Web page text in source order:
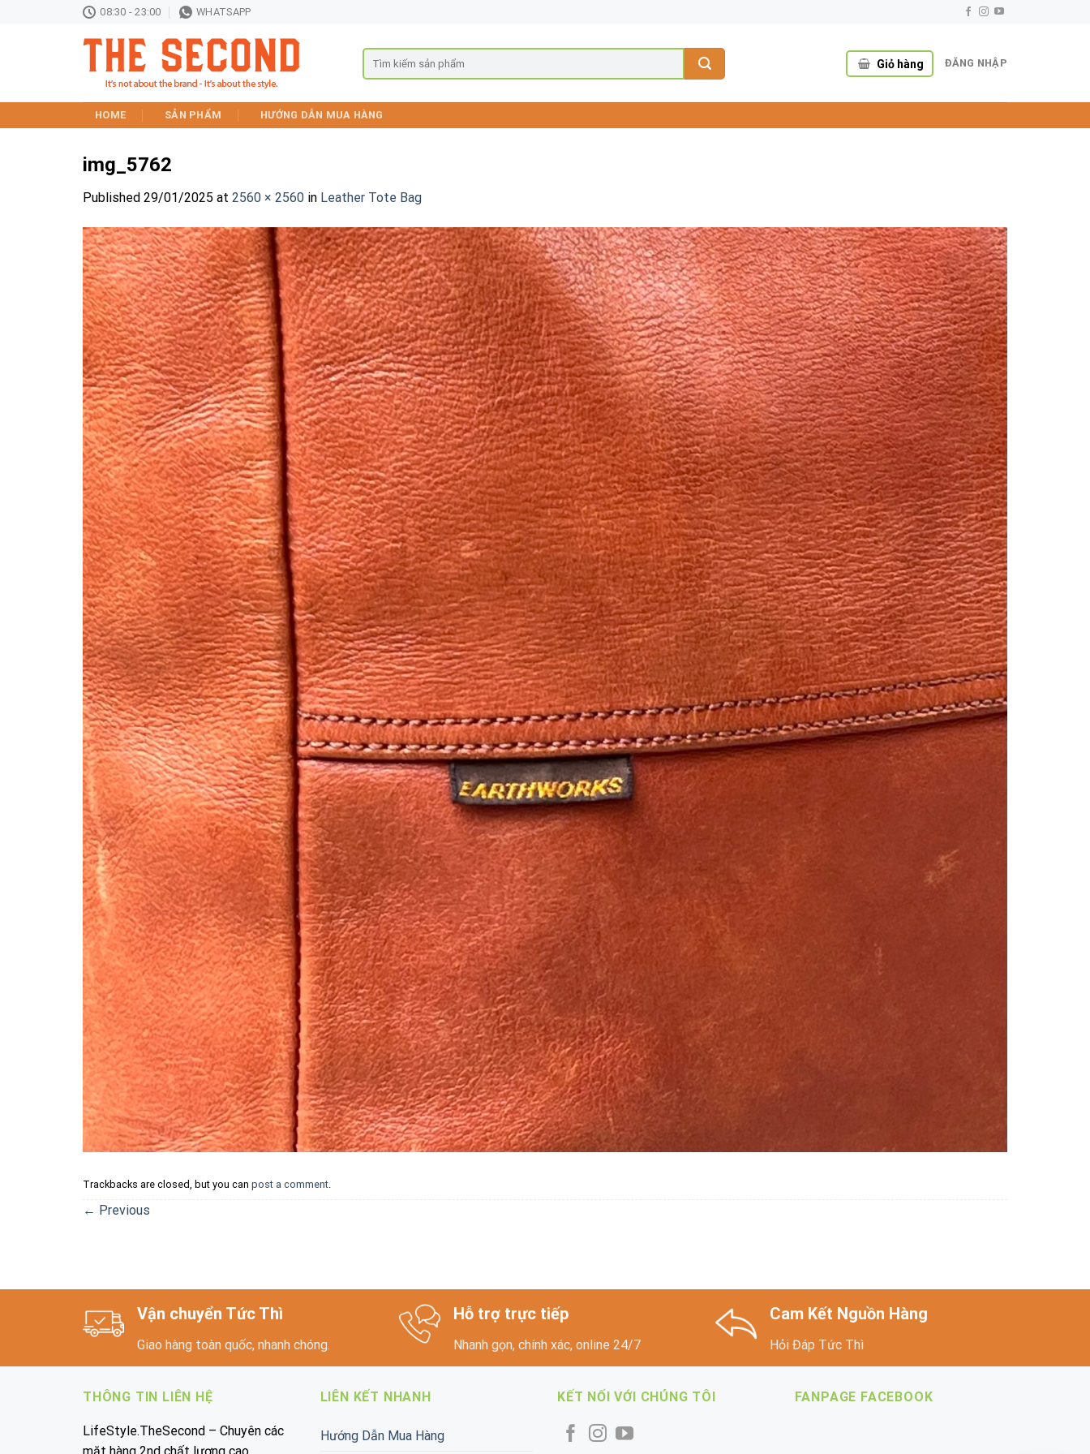
08:30 - 23:00 WHATSAPP
Giỏ hàng ĐĂNG NHẬP
HOME SẢN PHẨM HƯỚNG DẪN MUA HÀNG
img_5762
Published 29/01/2025 at 2560 × 2560 in Leather Tote Bag
Trackbacks are closed, but you can post a comment.
← Previous
Vận chuyển Tức Thì
Giao hàng toàn quốc, nhanh chóng.
Hỗ trợ trực tiếp
Nhanh gọn, chính xác, online 24/7
Cam Kết Nguồn Hàng
Hỏi Đáp Tức Thì
THÔNG TIN LIÊN HỆ
LifeStyle.TheSecond – Chuyên các
LIÊN KẾT NHANH
Hướng Dẫn Mua Hàng
KẾT NỐI VỚI CHÚNG TÔI FANPAGE FACEBOOK